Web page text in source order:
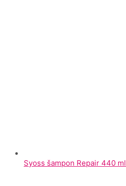
Syoss šampon Repair 440 ml